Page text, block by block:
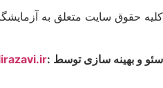
کلیه حقوق سایت متعلق به
سئو و بهینه سازی توسط :